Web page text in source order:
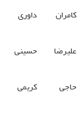
کامران
داوری
علیرضا
حسینی
حاجی
کریمی